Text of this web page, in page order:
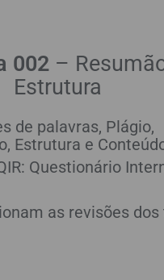
002–
Estrutura
de palavras, Plágio,
Estrutura e
Questionário
as revisões